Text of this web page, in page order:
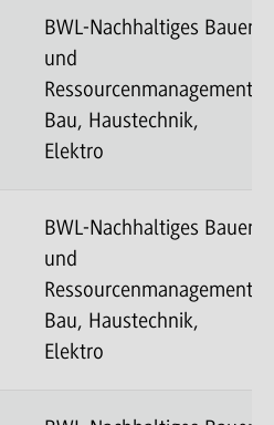
BWL-Nachhaltiges Bauen
und
Ressourcenmanagement-
Bau, Haustechnik,
Elektro
BWL-Nachhaltiges Bauen
und
Ressourcenmanagement-
Bau, Haustechnik,
Elektro